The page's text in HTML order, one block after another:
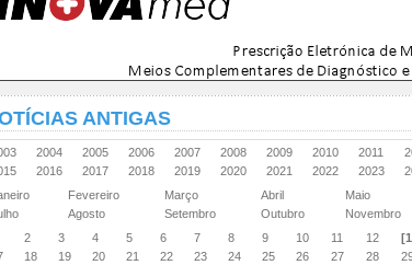
ANTIGAS
2004 2005 2006 2007 2008 2009 2010 2011
2016 2017 2018 2019 2020 2021 2022 2023
Fevereiro Março Abril Maio
Agosto Setembro Outubro Novembro
2 3 4 5 6 7 8 9 10 11 12
18 19 20 21 22 23 24 25 26 27 28